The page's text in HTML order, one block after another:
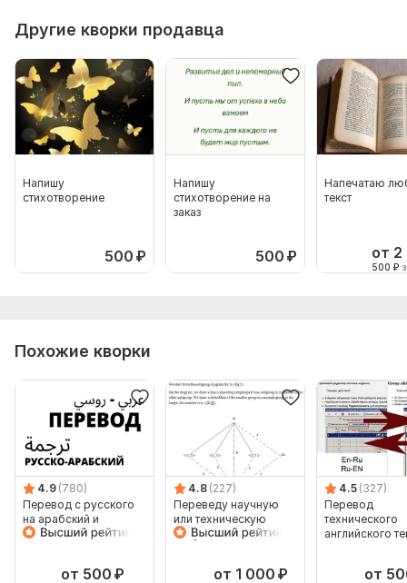
Другие кворки продавца
Напишу
стихотворение
500 ₽
Напишу
стихотворение на
заказ
500 ₽
Напечатаю
текст
от
500 ₽
Похожие кворки
4.9 (780)
Перевод с русского
на арабский и
диалекты arabic
от 500 ₽
4.8 (227)
Переведу научную
или техническую
документацию с
от 1 000 ₽
4.5 (327)
Перевод
технического
английского
от